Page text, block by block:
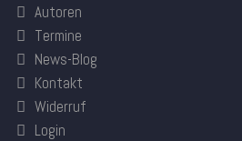
Autoren
Termine
News-Blog
Kontakt
Widerruf
Login